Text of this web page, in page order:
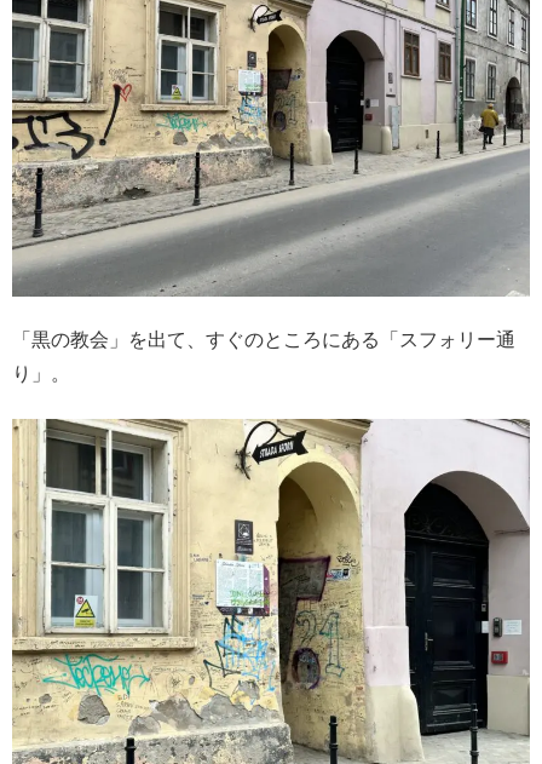
「黒の教会」を出て、すぐのところにある「スフォリー通
り」。